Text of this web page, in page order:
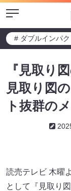
Menu
# ダブルインパ
『見取り
見取り図
ト抜群の
読売テレビ 木曜
として『見取り